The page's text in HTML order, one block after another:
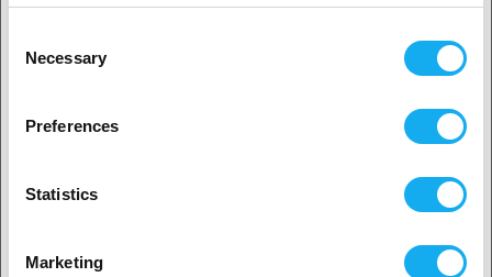
Selection
Necessary
Preferences
Statistics
Marketing
PYTANIA DO PRODUKTU?
Produkt
Imię*